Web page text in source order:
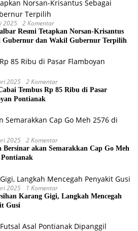
2025 2 Komentar
Resmi Tetapkan Norsan-Krisantus
Gubernur dan Wakil Gubernur Terpilih
2025 2 Komentar
Tembus Rp 85 Ribu di Pasar
Pontianak
2025 2 Komentar
Bersinar akan Semarakkan Cap Go Meh
Pontianak
2025 1 Komentar
Karang Gigi, Langkah Mencegah
Gusi